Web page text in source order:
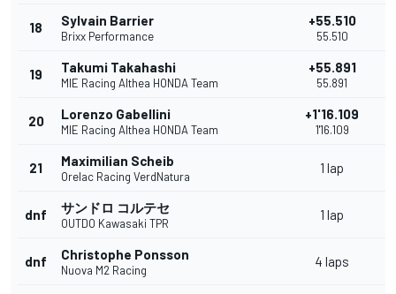
18 Sylvain Barrier
Brixx Performance
+55.510
55.510
19 Takumi Takahashi
MIE Racing Althea HONDA Team
+55.891
55.891
20 Lorenzo Gabellini
MIE Racing Althea HONDA Team
+1'16.109
1'16.109
21 Maximilian Scheib
Orelac Racing VerdNatura
1 lap
dnf サンドロ コルテセ
OUTDO Kawasaki TPR
1 lap
dnf Christophe Ponsson
Nuova M2 Racing
4 laps